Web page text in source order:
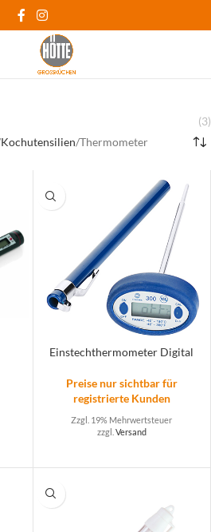
(3)
Kochutensilien Thermometer
Einstechthermometer Digital
Preise nur sichtbar für
registrierte Kunden
Zzgl. 19% Mehrwertsteuer
zzgl. Versand